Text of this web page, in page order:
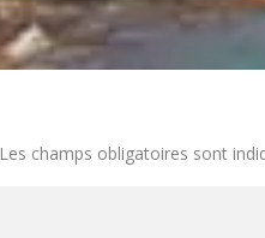
Les champs obligatoires sont